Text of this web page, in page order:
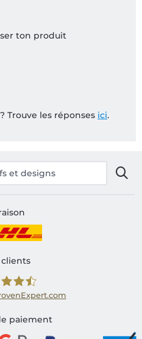
ton produit
Trouve les réponses ici.
clients
FR
paiement